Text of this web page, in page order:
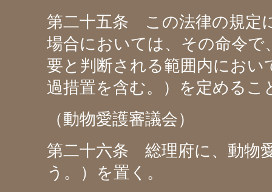
第二十五条 この法律の規定
場合においては、その命令で
要と判断される範囲内におい
過措置を含む。）を定めるこ
（動物愛護審議会）
第二十六条 総理府に、動物
う。）を置く。